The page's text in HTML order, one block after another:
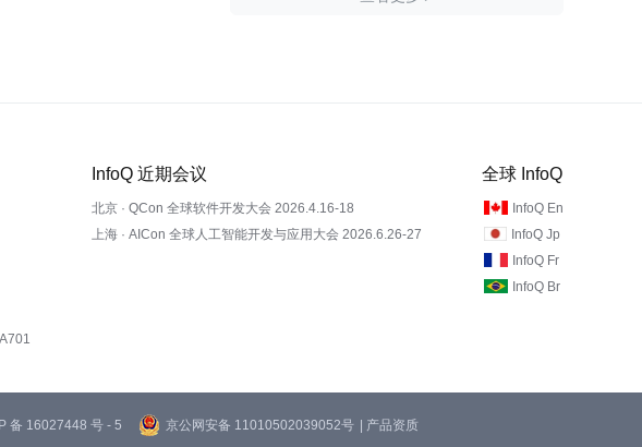
InfoQ 近期会议
北京 · QCon 全球软件开发大会 2026.4.16-18
上海 · AICon 全球人工智能开发与应用大会 2026.6.26-27
全球 InfoQ
InfoQ En
InfoQ Jp
InfoQ Fr
InfoQ Br
备 16027448 号 - 5 京公网安备 11010502039052号 | 产品资质